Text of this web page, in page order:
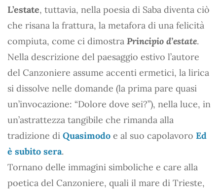
L’estate, tuttavia, nella poesia di Saba diventa ciò
che risana la frattura, la metafora di una felicità
compiuta, come ci dimostra Principio d’estate.
Nella descrizione del paesaggio estivo l’autore
del Canzoniere assume accenti ermetici, la lirica
si dissolve nelle domande (la prima pare quasi
un’invocazione: “Dolore dove sei?”), nella luce, in
un’astrattezza tangibile che rimanda alla
tradizione di Quasimodo e al suo capolavoro Ed
è subito sera.
Tornano delle immagini simboliche e care alla
poetica del Canzoniere, quali il mare di Trieste,